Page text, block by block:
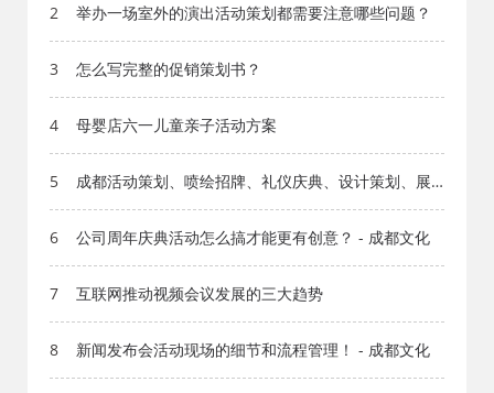
全川
2 举办一场室外的演出活动策划都需要注意哪些问题？
3 怎么写完整的促销策划书？
4 母婴店六一儿童亲子活动方案
5
成都活动策划、喷绘招牌、礼仪庆典、设计策划、展
6
公司周年庆典活动怎么搞才能更有创意？ - 成都文化
7 互联网推动视频会议发展的三大趋势
8 新闻发布会活动现场的细节和流程管理！ - 成都文化